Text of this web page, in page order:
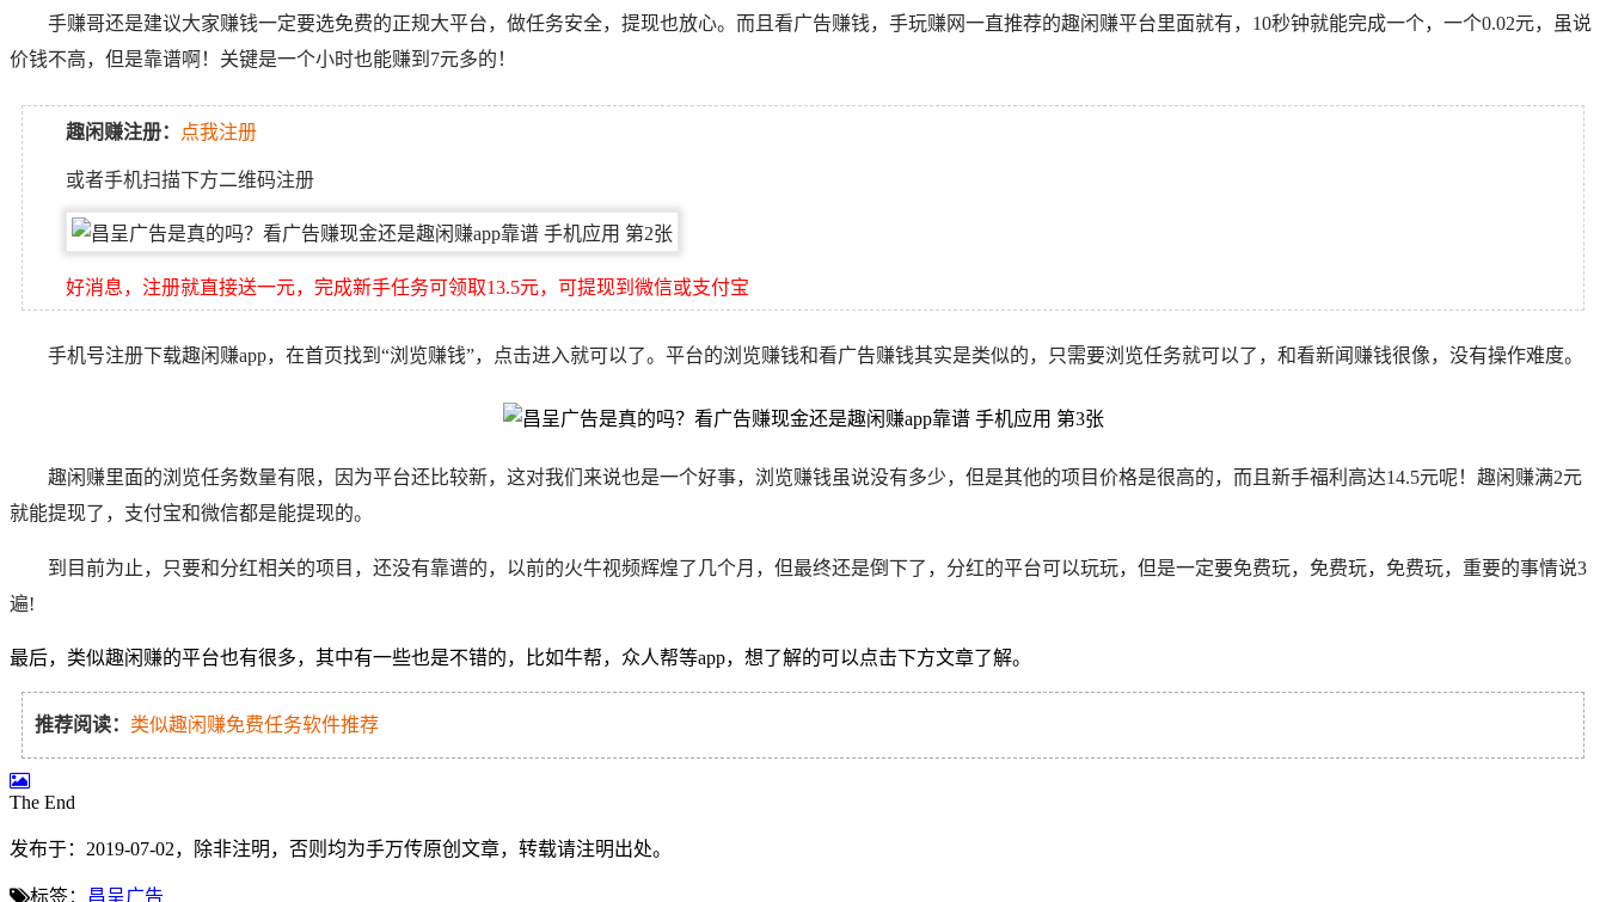
手赚哥还是建议大家赚钱一定要选免费的正规大平台，做任务安全，提现也放心。而且看广告赚钱，手玩赚网一直推荐的趣闲赚平台里面就有，10秒钟就能完成一个，一个0.02元，虽说
价钱不高，但是靠谱啊！关键是一个小时也能赚到7元多的！
趣闲赚注册： 点我注册
或者手机扫描下方二维码注册
好消息，注册就直接送一元，完成新手任务可领取13.5元，可提现到微信或支付宝
手机号注册下载趣闲赚app，在首页找到“浏览赚钱”，点击进入就可以了。平台的浏览赚钱和看广告赚钱其实是类似的，只需要浏览任务就可以了，和看新闻赚钱很像，没有操作难度。
趣闲赚里面的浏览任务数量有限，因为平台还比较新，这对我们来说也是一个好事，浏览赚钱虽说没有多少，但是其他的项目价格是很高的，而且新手福利高达14.5元呢！趣闲赚满2元
就能提现了，支付宝和微信都是能提现的。
到目前为止，只要和分红相关的项目，还没有靠谱的，以前的火牛视频辉煌了几个月，但最终还是倒下了，分红的平台可以玩玩，但是一定要免费玩，免费玩，免费玩，重要的事情说3
遍!
最后，类似趣闲赚的平台也有很多，其中有一些也是不错的，比如牛帮，众人帮等app，想了解的可以点击下方文章了解。
推荐阅读： 类似趣闲赚免费任务软件推荐
The End
发布于：2019-07-02，除非注明，否则均为手万传原创文章，转载请注明出处。
标签： 昌呈广告